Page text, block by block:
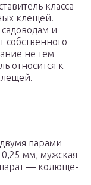
класса
клещей.
и
собственного
не тем
относится к
парами
0,25 мм, мужская
— колюще-